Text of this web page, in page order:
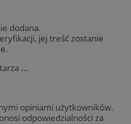
dodana.
jej treść zostanie
...
opiniami użytkowników.
odpowiedzialności za